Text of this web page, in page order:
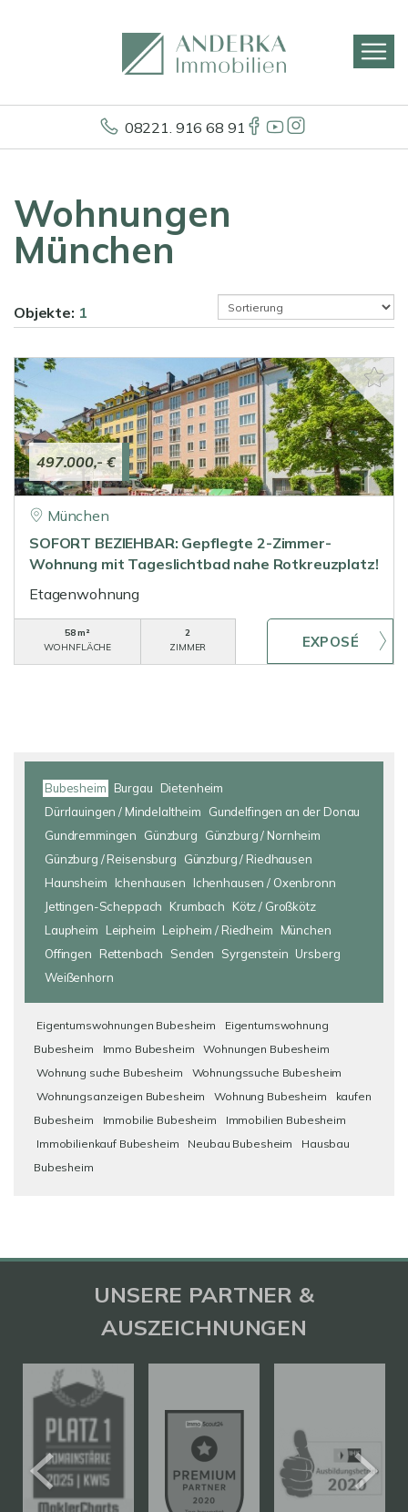
08221. 916 68 91
Wohnungen
München
Objekte: 1
497.000,- €
München
SOFORT BEZIEHBAR: Gepflegte 2-Zimmer-
Wohnung mit Tageslichtbad nahe Rotkreuzplatz!
Etagenwohnung
58 m²
WOHNFLÄCHE
2
ZIMMER
Bubesheim Burgau
Dietenheim
Dürrlauingen / Mindelaltheim
Gundelfingen an der Donau
Gundremmingen
Günzburg
Günzburg / Nornheim
Günzburg / Reisensburg
Günzburg / Riedhausen
Haunsheim
Ichenhausen
Ichenhausen / Oxenbronn
Jettingen-Scheppach
Krumbach
Kötz / Großkötz
Laupheim
Leipheim Leipheim / Riedheim
München
Offingen
Rettenbach Senden Syrgenstein Ursberg
Weißenhorn
Eigentumswohnungen Bubesheim
Eigentumswohnung
Bubesheim
Immo Bubesheim
Wohnungen Bubesheim
Wohnung suche Bubesheim
Wohnungssuche Bubesheim
Wohnungsanzeigen Bubesheim
Wohnung Bubesheim
kaufen
Bubesheim
Immobilie Bubesheim
Immobilien Bubesheim
Immobilienkauf Bubesheim
Neubau Bubesheim
Hausbau
Bubesheim
UNSERE PARTNER &
AUSZEICHNUNGEN